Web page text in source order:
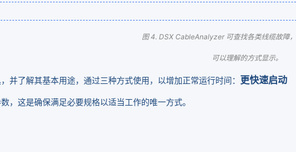
图 4. DSX CableAnalyzer 可查找各类线缆故障
可以理解的方式显示。
并了解其基本用途，通过三种方式使用，以增加正常运行时间： 更快速启动
，这是确保满足必要规格以适当工作的唯一方式。